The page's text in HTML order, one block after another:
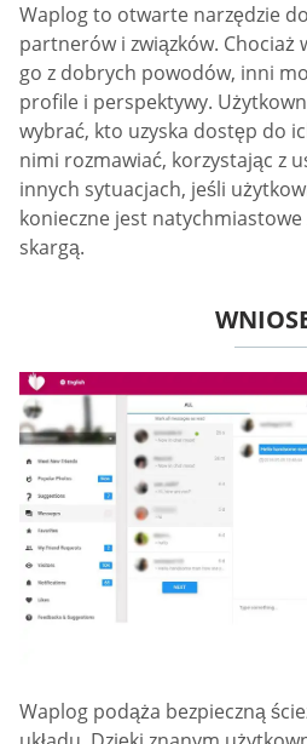
Waplog to otwarte narzędzie
partnerów i związków. Chociaż
go z dobrych powodów, inni
profile i perspektywy.
wybrać, kto uzyska dostęp do
nimi rozmawiać, korzystając z
innych sytuacjach, jeśli
konieczne jest natychmiastowe
skargą.
Waplog podąża bezpieczną